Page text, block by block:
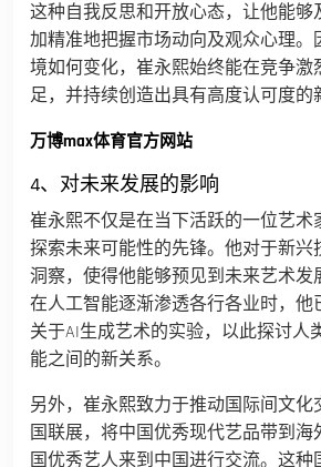
这种自我反思和开放心态，让他能够
加精准地把握市场动向及观众心理。
境如何变化，崔永熙始终能在竞争激
足，并持续创造出具有高度认可度的
万博max体育官方网站
4、对未来发展的影响
崔永熙不仅是在当下活跃的一位艺术
探索未来可能性的先锋。他对于新兴
洞察，使得他能够预见到未来艺术发
在人工智能逐渐渗透各行各业时，他
关于AI生成艺术的实验，以此探讨人
能之间的新关系。
另外，崔永熙致力于推动国际间文化
国联展，将中国优秀现代艺品带到
国优秀艺人来到中国进行交流。这